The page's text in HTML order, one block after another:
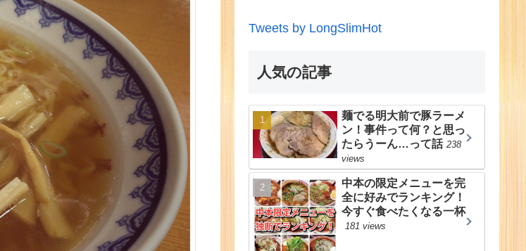
Tweets by LongSlimHot
人気の記事
麺でる明大前で豚ラーメ
ン！事件って何？と思っ
たらうーん…って話 238
views
中本の限定メニューを完
全に好みでランキング！
今すぐ食べたくなる一杯
181 views